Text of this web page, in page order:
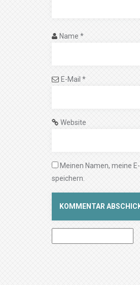
Name *
E-Mail *
Website
Meinen Namen, meine
speichern.